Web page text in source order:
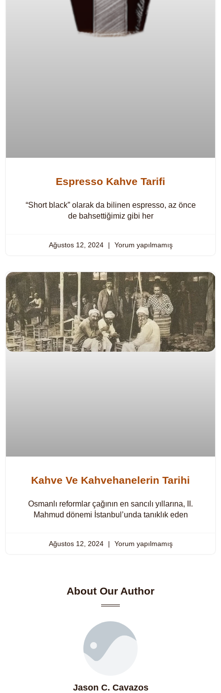
Espresso Kahve Tarifi
“Short black” olarak da bilinen espresso, az önce
de bahsettiğimiz gibi her
Ağustos 12, 2024 Yorum yapılmamış
Kahve Ve Kahvehanelerin Tarihi
Osmanlı reformlar çağının en sancılı yıllarına, II.
Mahmud dönemi İstanbul’unda tanıklık eden
Ağustos 12, 2024 Yorum yapılmamış
About Our Author
Jason C. Cavazos